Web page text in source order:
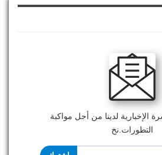
الإخبارية لدينا من أجل مواكبة
التطورات.نخ